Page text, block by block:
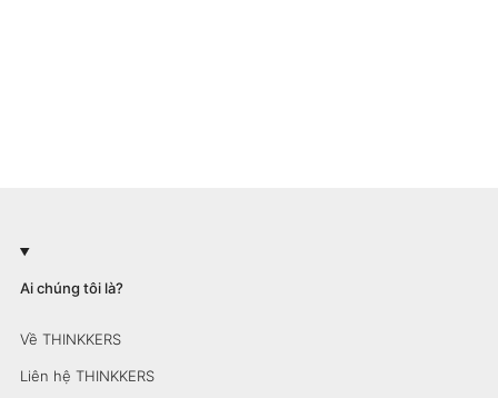
Ai chúng tôi là?
Về THINKKERS
Liên hệ THINKKERS